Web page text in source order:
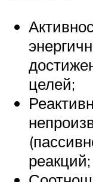
целей;
реакций;